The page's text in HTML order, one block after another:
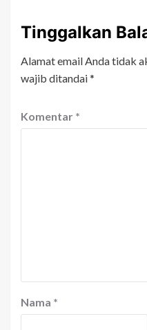
Tinggalkan
Alamat email Anda tidak
wajib ditandai*
Komentar *
Nama *